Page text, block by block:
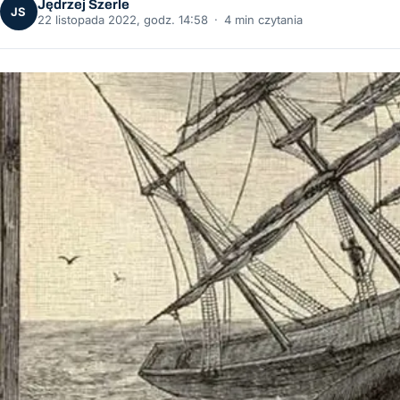
JS
Jędrzej Szerle
22 listopada 2022, godz. 14:58 · 4 min czytania